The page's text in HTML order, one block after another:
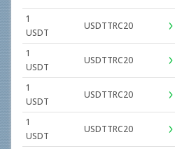
1
USDT
USDTTRC20
1
USDT
USDTTRC20
1
USDT
USDTTRC20
1
USDT
USDTTRC20